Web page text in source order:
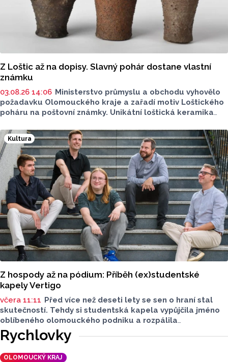
Z Loštic až na dopisy. Slavný pohár dostane vlastní
známku
03.08.26 14:06 Ministerstvo průmyslu a obchodu vyhovělo
požadavku Olomouckého kraje a zařadí motiv Loštického
poháru na poštovní známky. Unikátní loštická keramika
konce 14. zhruba do poloviny 16. století.
Kultura
Z hospody až na pódium: Příběh (ex)studentské
kapely Vertigo
včera 11:11 Před více než deseti lety se sen o hraní stal
skutečností. Tehdy si studentská kapela vypůjčila jméno
oblíbeného olomouckého podniku a rozpálila
reproduktory. Po studiích se však jejich cesty na dlouhou
dobu rozešly. Minulý rok ale britpopová kapela Vertigo
nabrala druhý dech. Tentokrát už v pozměněné sestavě.
Rychlovky
OLOMOUCKÝ KRAJ